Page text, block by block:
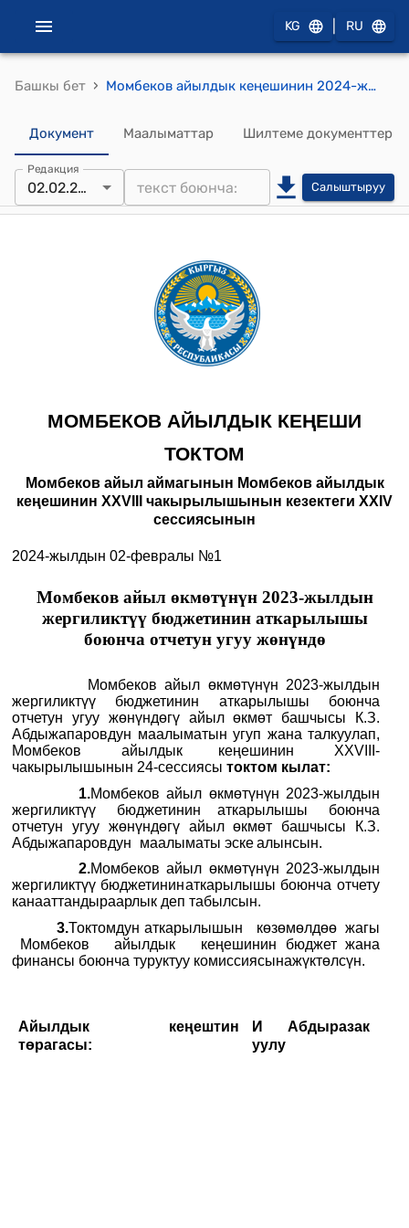
KG RU
Башкы бет › Момбеков айылдык кеңешинин 2024-жылынын 02-февралындагы №1 "Момбеков айыл өкмөтүнүн 2023-жылдын жергиликтүү бюджетинин аткарылышы боюнча отчетун угуу жөнүндө" токтому
Документ Маалыматтар Шилтеме документтер
Редакция
02.02.2024 Салыштыруу